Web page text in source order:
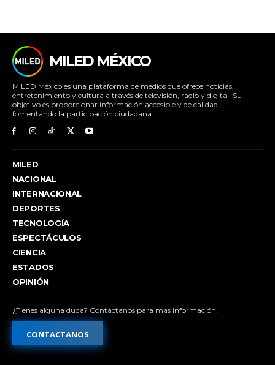
MILED MÉXICO
MILED México es una plataforma de medios que ofrece noticias,
entretenimiento y cultura a través de televisión, radio y digital. Su
objetivo es proporcionar información accesible y de calidad,
fomentando la participación ciudadana.
MILED
NACIONAL
INTERNACIONAL
DEPORTES
TECNOLOGÍA
ESPECTÁCULOS
CIENCIA
ESTADOS
OPINIÓN
¿Tienes alguna duda? Contáctanos para más información.
CONTACTANOS